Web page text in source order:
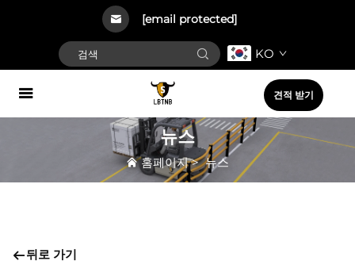
[email protected]
KO
견적 받기
뉴스
홈페이지>뉴스
뒤로 가기